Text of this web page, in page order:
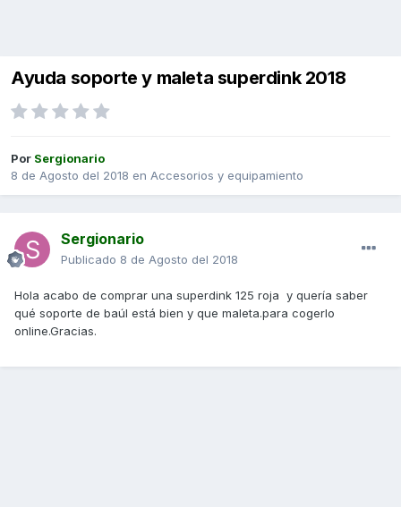
Ayuda soporte y maleta superdink 2018
Por Sergionario
8 de Agosto del 2018 en Accesorios y equipamiento
Sergionario
Publicado 8 de Agosto del 2018
Hola acabo de comprar una superdink 125 roja y quería saber
qué soporte de baúl está bien y que maleta.para cogerlo
online.Gracias.